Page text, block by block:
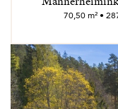
70,50 m² •